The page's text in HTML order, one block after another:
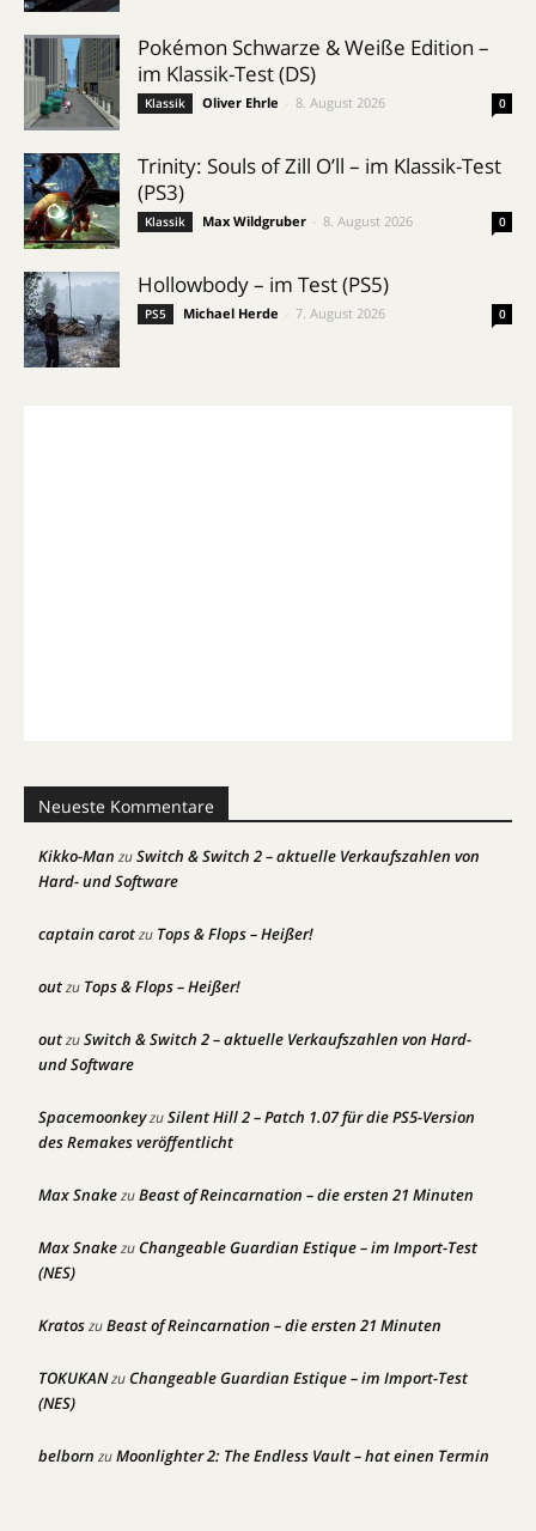
Pokémon Schwarze & Weiße Edition –
im Klassik-Test (DS)
Klassik Oliver Ehrle 8. August 2026 0
Trinity: Souls of Zill O’ll – im Klassik-Test
(PS3)
Klassik Max Wildgruber 8. August 2026 0
Hollowbody – im Test (PS5)
PS5 Michael Herde 7. August 2026 0
Neueste Kommentare
Kikko-Man zuSwitch & Switch 2 – aktuelle Verkaufszahlen von
Hard- und Software
captain carotzu Tops & Flops – Heißer!
outzu Tops & Flops – Heißer!
outzuSwitch & Switch 2 – aktuelle Verkaufszahlen von Hard-
und Software
SpacemoonkeyzuSilent Hill 2 – Patch 1.07 für die PS5-Version
des Remakes veröffentlicht
Max SnakezuBeast of Reincarnation – die ersten 21 Minuten
Max SnakezuChangeable Guardian Estique – im Import-Test
(NES)
KratoszuBeast of Reincarnation – die ersten 21 Minuten
TOKUKANzuChangeable Guardian Estique – im Import-Test
(NES)
belborn zuMoonlighter 2: The Endless Vault – hat einen Termin